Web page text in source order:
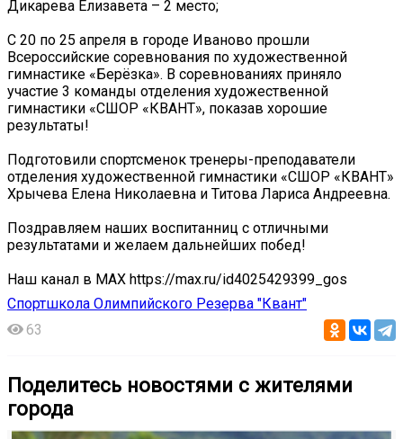
Дикарева Елизавета – 2 место;
С 20 по 25 апреля в городе Иваново прошли
Всероссийские соревнования по художественной
гимнастике «Берёзка». В соревнованиях приняло
участие 3 команды отделения художественной
гимнастики «СШОР «КВАНТ», показав хорошие
результаты!
Подготовили спортсменок тренеры-преподаватели
отделения художественной гимнастики «СШОР «КВАНТ»
Хрычева Елена Николаевна и Титова Лариса Андреевна.
Поздравляем наших воспитанниц с отличными
результатами и желаем дальнейших побед!
Наш канал в MAX https://max.ru/id4025429399_gos
Спортшкола Олимпийского Резерва "Квант"
63
Поделитесь новостями с жителями
города